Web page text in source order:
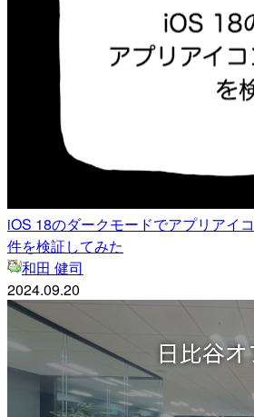
iOS 18のダークモードでアプリアイ
件を検証してみた
和田 健司
2024.09.20